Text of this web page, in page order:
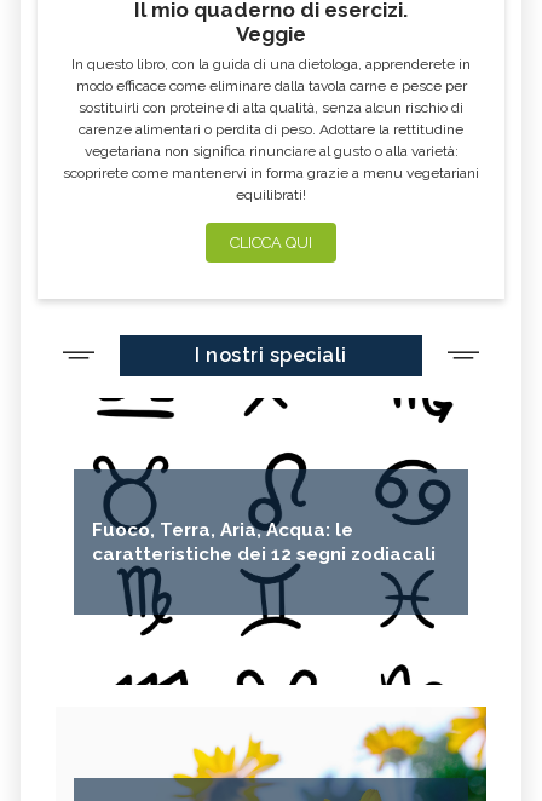
Il mio quaderno di esercizi.
Veggie
In questo libro, con la guida di una dietologa, apprenderete in
modo efficace come eliminare dalla tavola carne e pesce per
sostituirli con proteine di alta qualità, senza alcun rischio di
carenze alimentari o perdita di peso. Adottare la rettitudine
vegetariana non significa rinunciare al gusto o alla varietà:
scoprirete come mantenervi in forma grazie a menu vegetariani
equilibrati!
CLICCA QUI
I nostri speciali
Fuoco, Terra, Aria, Acqua: le
caratteristiche dei 12 segni zodiacali